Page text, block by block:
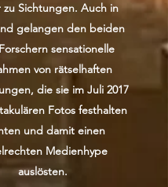
zu Sichtungen. Auch in
gelangen den beiden
sensationelle
von rätselhaften
die sie im Juli 2017
Fotos festhalten
und damit einen
Medienhype
auslösten.